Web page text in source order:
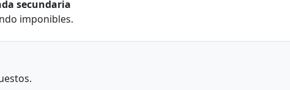
secundaria
imponibles.